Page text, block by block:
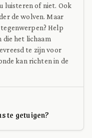
luisteren of niet. Ook
de wolven. Maar
Help
die het lichaam
te zijn voor
kan richten in de
te getuigen?